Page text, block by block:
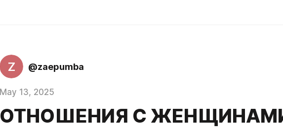
Z @zaepumba
May 13, 2025
ОТНОШЕНИЯ С